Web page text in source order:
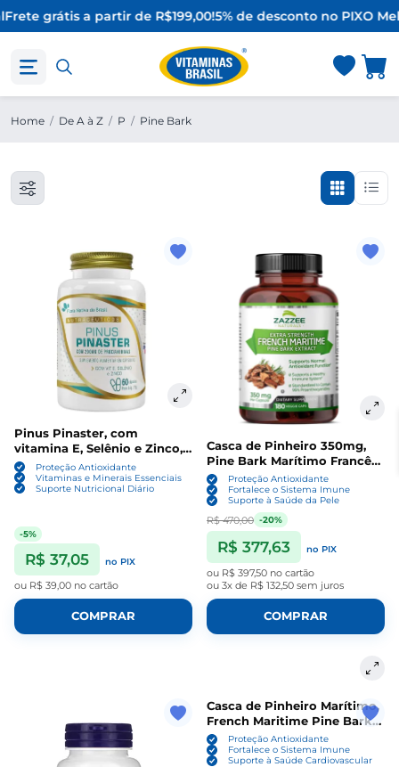
Frete grátis a partir de R$199,00!5% de desconto no PIXO
Home / De A à Z / P / Pine Bark
Pinus Pinaster, com
vitamina E, Selênio e Zinco,
60 cápsulas
Proteção Antioxidante
Vitaminas e Minerais Essenciais
Suporte Nutricional Diário
-5%
R$ 37,05 no PIX
ou R$ 39,00 no cartão
COMPRAR
Casca de Pinheiro 350mg,
Pine Bark Marítimo Francês,
180 cápsulas, Zazzee
Proteção Antioxidante
Fortalece o Sistema Imune
Suporte à Saúde da Pele
R$ 470,00 -20%
R$ 377,63 no PIX
ou R$ 397,50 no cartão
ou 3x de R$ 132,50 sem juros
COMPRAR
Casca de Pinheiro Marítimo,
French Maritime Pine Bark
400mg, 200 Cápsulas,
Nusapure
Proteção Antioxidante
Fortalece o Sistema Imune
Suporte à Saúde Cardiovascular